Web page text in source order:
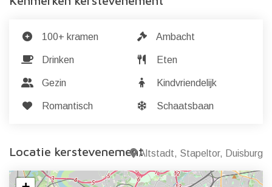
100+ kramen Ambacht
Drinken Eten
Gezin Kindvriendelijk
Romantisch Schaatsbaan
Locatie kerstevenementAltstadt, Stapeltor, Duisburg